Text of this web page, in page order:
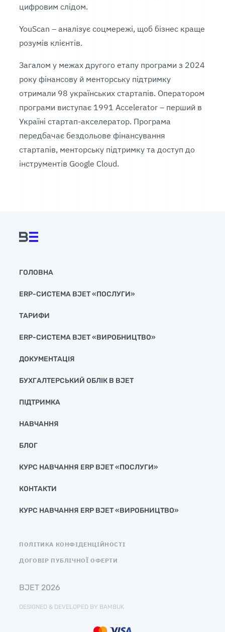
цифровим слідом.
YouScan – аналізує соцмережі, щоб бізнес краще
розумів клієнтів.
Загалом у межах другого етапу програми з 2024
року фінансову й менторську підтримку
отримали 98 українських стартапів. Оператором
програми виступає 1991 Accelerator – перший в
Україні стартап-акселератор. Програма
передбачає бездольове фінансування
стартапів, менторську підтримку та доступ до
інструментів Google Cloud.
ГОЛОВНА
ERP-СИСТЕМА BJET «ПОСЛУГИ»
ТАРИФИ
ERP-СИСТЕМА BJET «ВИРОБНИЦТВО»
ДОКУМЕНТАЦІЯ
БУХГАЛТЕРСЬКИЙ ОБЛІК В BJET
ПІДТРИМКА
НАВЧАННЯ
БЛОГ
КУРС НАВЧАННЯ ERP BJET «ПОСЛУГИ»
КОНТАКТИ
КУРС НАВЧАННЯ ERP BJET «ВИРОБНИЦТВО»
BJET 2026
ПОЛІТИКА КОНФІДЕНЦІЙНОСТІ
ДОГОВІР ПУБЛІЧНОЇ ОФЕРТИ
DESIGNED & DEVELOPED BY BAMBUK